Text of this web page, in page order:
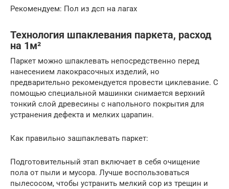
Рекомендуем: Пол из дсп на лагах
Технология шпаклевания паркета, расход
на 1м²
Паркет можно шпаклевать непосредственно перед
нанесением лакокрасочных изделий, но
предварительно рекомендуется провести циклевание. С
помощью специальной машинки снимается верхний
тонкий слой древесины с напольного покрытия для
устранения дефекта и мелких царапин.
Как правильно зашпаклевать паркет:
Подготовительный этап включает в себя очищение
пола от пыли и мусора. Лучше воспользоваться
пылесосом, чтобы устранить мелкий сор из трещин и